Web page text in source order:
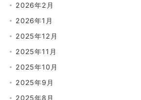
2026年2月
2026年1月
2025年12月
2025年11月
2025年10月
2025年9月
2025年8月